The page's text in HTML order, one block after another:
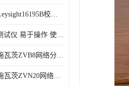
是德科技Leysight16195B校准件 可靠性高 精度高
CBT蓝牙测试仪 易于操作 使用寿命较长
R&S罗德施瓦茨ZVB8网络分析仪 可视化分析 多功能性
R&S罗德施瓦茨ZVN20网络分析仪 性能稳定 提高网络性能